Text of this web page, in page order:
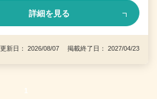
詳細を見る
更新日： 2026/08/07 掲載終了日： 2027/04/23
1